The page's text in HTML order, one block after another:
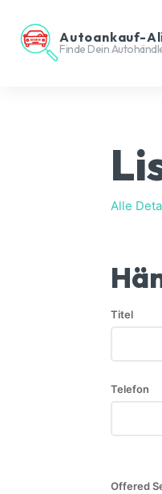
Autoankauf-
Finde Dein
Alle
Titel
Telefon
Offered